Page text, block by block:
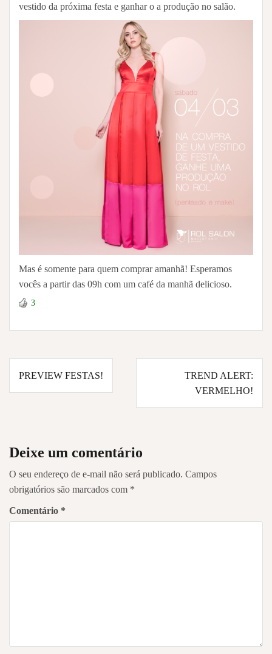
vestido da próxima festa e ganhar o a produção no salão.
Mas é somente para quem comprar amanhã! Esperamos
vocês a partir das 09h com um café da manhã delicioso.
3
Navegação
de
PREVIEW FESTAS!
TREND ALERT:
VERMELHO!
Deixe um comentário
O seu endereço de e-mail não será publicado. Campos
obrigatórios são marcados com *
Comentário *